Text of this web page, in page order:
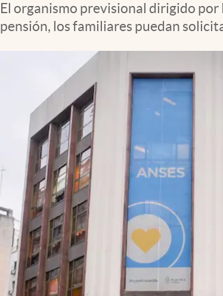
El Cronista Studio
Mediakit
El organismo previsional dirigido
pensión, los familiares puedan